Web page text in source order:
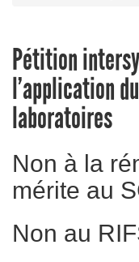
Pétition
l’application
laboratoires
Non à la
mérite au
Non au